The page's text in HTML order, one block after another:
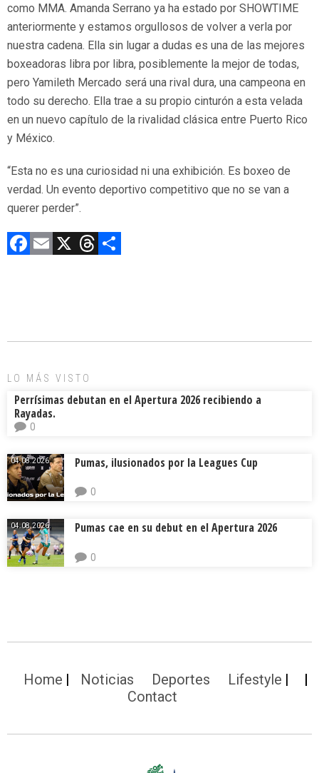
como MMA. Amanda Serrano ya ha estado por SHOWTIME
anteriormente y estamos orgullosos de volver a verla por
nuestra cadena. Ella sin lugar a dudas es una de las mejores
boxeadoras libra por libra, posiblemente la mejor de todas,
pero Yamileth Mercado será una rival dura, una campeona en
todo su derecho. Ella trae a su propio cinturón a esta velada
en un nuevo capítulo de la rivalidad clásica entre Puerto Rico
y México.
“Esta no es una curiosidad ni una exhibición. Es boxeo de
verdad. Un evento deportivo competitivo que no se van a
querer perder”.
F
o
E X T
d ar
LO MÁS VISTO
Perrísimas debutan en el Apertura 2026 recibiendo a
Rayadas.
0
04.08.2026. Pumas, ilusionados por la Leagues Cup
0
04.08.2026. Pumas cae en su debut en el Apertura 2026
0
Home Noticias Deportes
Lifestyle
Contact